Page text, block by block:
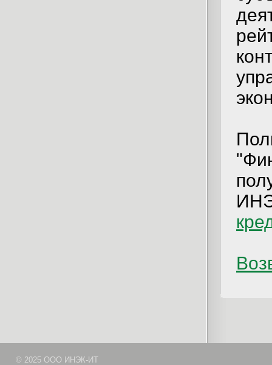
© 2025 ООО ИНЭК-ИТ